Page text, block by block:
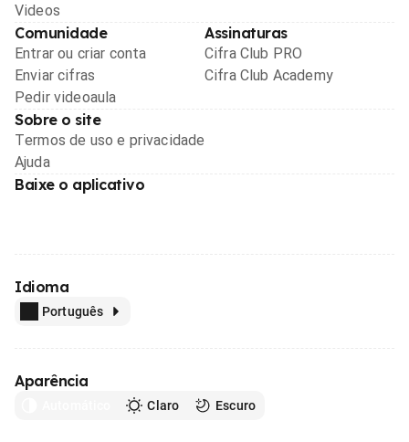
Videos
Comunidade
Entrar ou criar conta
Enviar cifras
Pedir videoaula
Assinaturas
Cifra Club PRO
Cifra Club Academy
Sobre o site
Termos de uso e privacidade
Ajuda
Baixe o aplicativo
Idioma
Português
Aparência
Claro Escuro